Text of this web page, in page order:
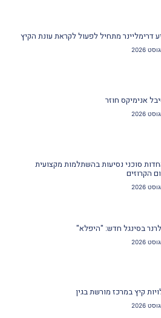
דרימליינר מתחיל לפעול לקראת עונת הקיץ
אנימיקס חוזר
סוכני נסיעות בהשתלמות מקצועית
הקרוזים
בסינגל חדש: "היפלא"
קיץ במרכז מורשת בגין